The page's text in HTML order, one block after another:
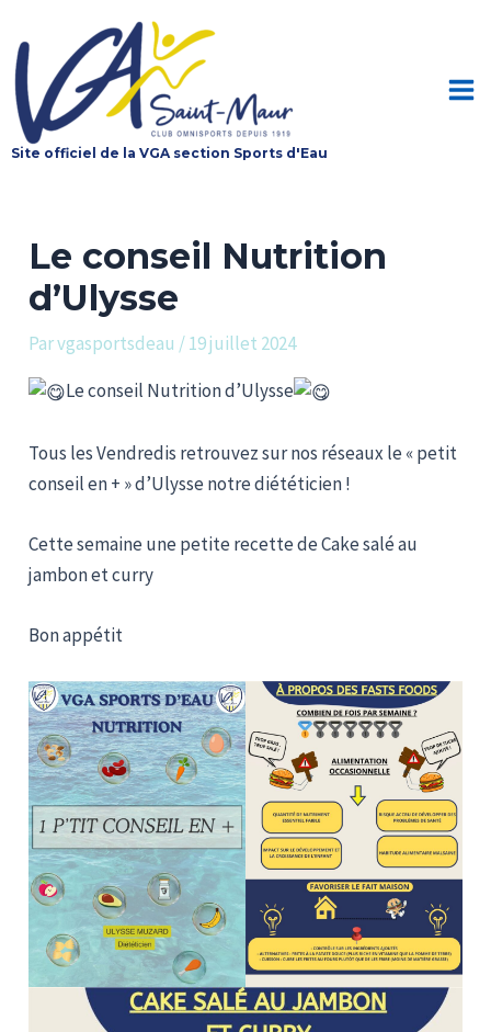
au
contenu
Site officiel de la VGA section Sports d'Eau
Le conseil Nutrition
d’Ulysse
Parvgasportsdeau /19 juillet 2024
Le conseil Nutrition d’Ulysse
Tous les Vendredis retrouvez sur nos réseaux le « petit
conseil en + » d’Ulysse notre diététicien !
Cette semaine une petite recette de Cake salé au
jambon et curry
Bon appétit